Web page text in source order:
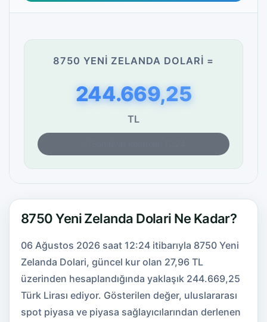
8750 YENI ZELANDA DOLARI =
244.669,25
TL
8750 Yeni Zelanda Dolari Ne Kadar?
06 Ağustos 2026 saat 12:24 itibarıyla 8750 Yeni
Zelanda Dolari, güncel kur olan 27,96 TL
üzerinden hesaplandığında yaklaşık 244.669,25
Türk Lirası ediyor. Gösterilen değer, uluslararası
spot piyasa ve piyasa sağlayıcılarından derlenen